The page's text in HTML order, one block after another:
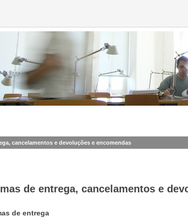
cancelamentos e devoluções e encomendas
de entrega, cancelamentos e
de entrega